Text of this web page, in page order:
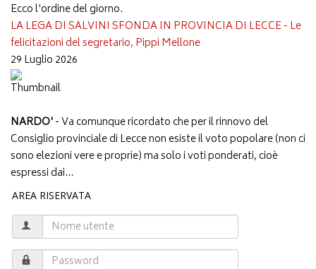
Ecco l'ordine del giorno.
LA LEGA DI SALVINI SFONDA IN PROVINCIA DI LECCE - Le
felicitazioni del segretario, Pippi Mellone
29 Luglio 2026
NARDO'- Va comunque ricordato che per il rinnovo del
Consiglio provinciale di Lecce non esiste il voto popolare (non ci
sono elezioni vere e proprie) ma solo i voti ponderati, cioè
espressi dai...
AREA RISERVATA